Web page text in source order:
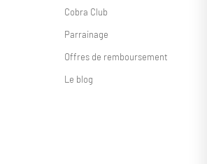
Cobra Club
Parrainage
Offres de remboursement
Le blog